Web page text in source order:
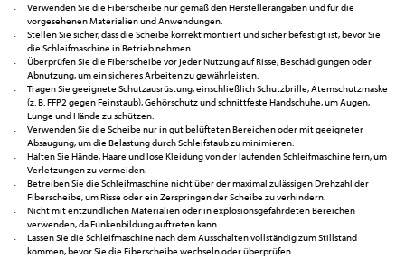
Verwenden Sie die Fiberscheibe nur gemäß den Herstellerangaben und für die
vorgesehenen Materialien und Anwendungen.
Stellen Sie sicher, dass die Scheibe korrekt montiert und sicher befestigt ist, bevor Sie
die Schleifmaschine in Betrieb nehmen.
Überprüfen Sie die Fiberscheibe vor jeder Nutzung auf Risse, Beschädigungen oder
Abnutzung, um ein sicheres Arbeiten zu gewährleisten.
Tragen Sie geeignete Schutzausrüstung, einschließlich Schutzbrille, Atemschutzmaske
(z. B. FFP2 gegen Feinstaub), Gehörschutz und schnittfeste Handschuhe, um Augen,
Lunge und Hände zu schützen.
Verwenden Sie die Scheibe nur in gut belüfteten Bereichen oder mit geeigneter
Absaugung, um die Belastung durch Schleifstaub zu minimieren.
Halten Sie Hände, Haare und lose Kleidung von der laufenden Schleifmaschine fern, um
Verletzungen zu vermeiden.
Betreiben Sie die Schleifmaschine nicht über der maximal zulässigen Drehzahl der
Fiberscheibe, um Risse oder ein Zerspringen der Scheibe zu verhindern.
Nicht mit entzündlichen Materialien oder in explosionsgefährdeten Bereichen
verwenden, da Funkenbildung auftreten kann.
Lassen Sie die Schleifmaschine nach dem Ausschalten vollständig zum Stillstand
kommen, bevor Sie die Fiberscheibe wechseln oder überprüfen.